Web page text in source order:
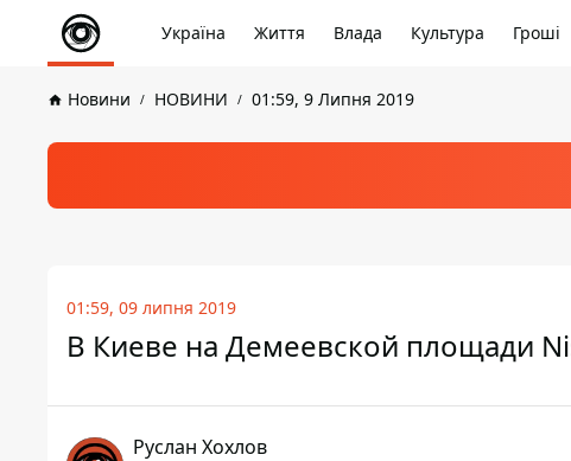
Україна Життя Влада Культура Гроші
Новини НОВИНИ 01:59, 9 Липня 2019
01:59, 09 липня 2019
В Киеве на Демеевской площади
Руслан Хохлов